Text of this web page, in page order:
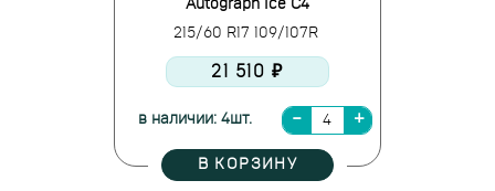
Autograph Ice C4
215/60 R17 109/107R
21 510 ₽
в наличии: 4шт.
В КОРЗИНУ